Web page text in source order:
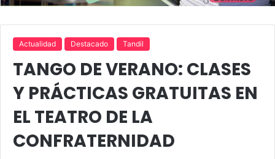
Actualidad Destacado Tandil
TANGO DE VERANO: CLASES
Y PRÁCTICAS GRATUITAS EN
EL TEATRO DE LA
CONFRATERNIDAD